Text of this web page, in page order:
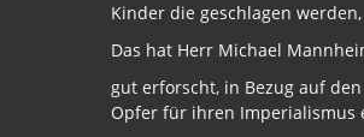
Kinder die geschlagen
Das hat Herr Michael
gut erforscht, in Bezug auf
Opfer für ihren Imperialismus